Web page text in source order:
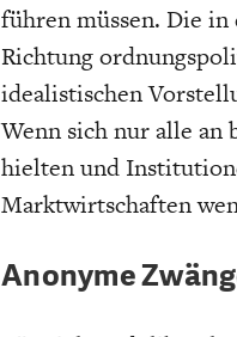
führen müssen. Die
Richtung
idealistischen
Wenn sich nur alle an
hielten und
Marktwirtschaften
Anonyme